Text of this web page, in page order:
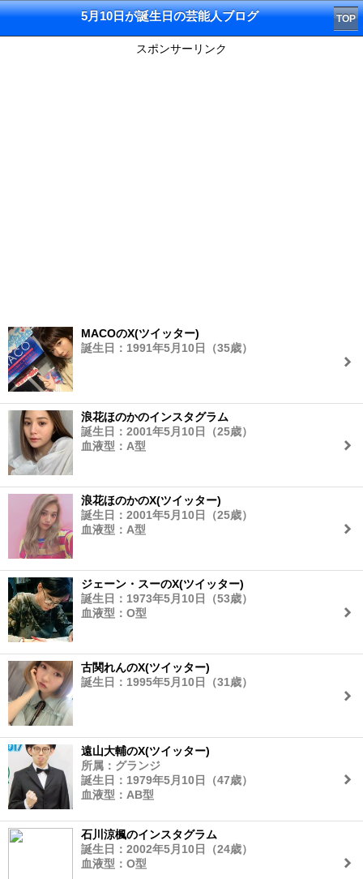
5月10日が誕生日の芸能人ブログ TOP
スポンサーリンク
MACOのX(ツイッター)
誕生日：1991年5月10日（35歳）
浪花ほのかのインスタグラム
誕生日：2001年5月10日（25歳）
血液型：A型
浪花ほのかのX(ツイッター)
誕生日：2001年5月10日（25歳）
血液型：A型
ジェーン・スーのX(ツイッター)
誕生日：1973年5月10日（53歳）
血液型：O型
古関れんのX(ツイッター)
誕生日：1995年5月10日（31歳）
遠山大輔のX(ツイッター)
所属：グランジ
誕生日：1979年5月10日（47歳）
血液型：AB型
石川涼楓のインスタグラム
誕生日：2002年5月10日（24歳）
血液型：O型